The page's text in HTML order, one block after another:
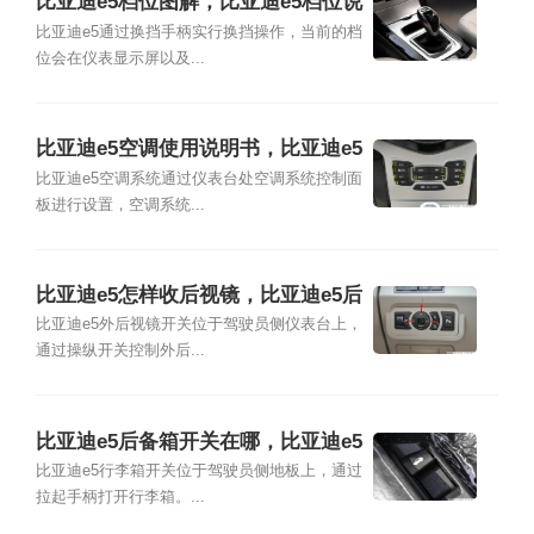
明书
比亚迪e5通过换挡手柄实行换挡操作，当前的档
位会在仪表显示屏以及...
比亚迪e5空调使用说明书，比亚迪e5
空调怎么制热
比亚迪e5空调系统通过仪表台处空调系统控制面
板进行设置，空调系统...
比亚迪e5怎样收后视镜，比亚迪e5后
视镜怎么折叠
比亚迪e5外后视镜开关位于驾驶员侧仪表台上，
通过操纵开关控制外后...
比亚迪e5后备箱开关在哪，比亚迪e5
后备箱怎么开
比亚迪e5行李箱开关位于驾驶员侧地板上，通过
拉起手柄打开行李箱。...